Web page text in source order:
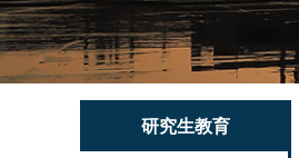
研究生教育